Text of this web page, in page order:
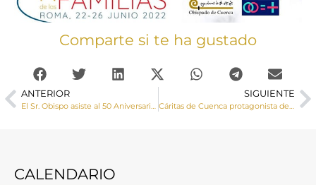
Comparte si te ha gustado
ANTERIOR
El Sr. Obispo asiste al 50 Aniversario del Campamento Pío XI de Católicos en Acción
SIGUIENTE
Cáritas de Cuenca protagonista del programa Pueblo de Dios de TVE2 este domingo
CALENDARIO